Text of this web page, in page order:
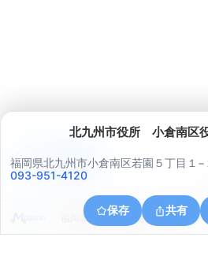
北九州市役所 小倉南区
福岡県北九州市小倉南区若園５丁目１−
093-951-4120
保存 共有
福岡県北九州市小倉南区安部山９
アプリで見る